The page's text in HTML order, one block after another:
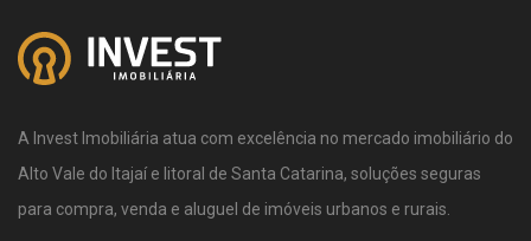
A Invest Imobiliária atua com excelência no mercado imobiliário do
Alto Vale do Itajaí e litoral de Santa Catarina, soluções seguras
para compra, venda e aluguel de imóveis urbanos e rurais.